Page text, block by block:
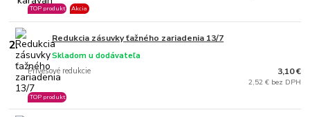
TOP produkt Akcia
2. Redukcia zásuvky ťažného zariadenia 13/7
Prívesové redukcie
Skladom u dodávateľa
TOP produkt
3,10 €
2,52 € bez DPH